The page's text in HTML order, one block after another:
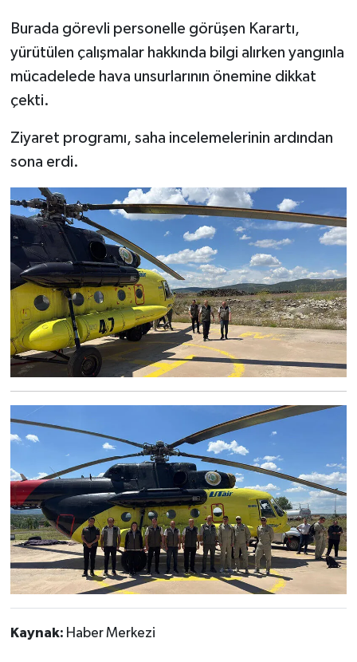
Burada görevli personelle görüşen Karartı,
yürütülen çalışmalar hakkında bilgi alırken yangınla
mücadelede hava unsurlarının önemine dikkat
çekti.
Ziyaret programı, saha incelemelerinin ardından
sona erdi.
Kaynak: Haber Merkezi